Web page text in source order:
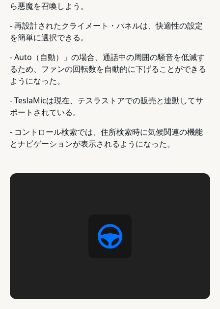
ら悪魔を召喚しよう。
- 再設計されたクライメート・パネルは、快適性の設定
を簡単に選択できる。
- Auto（自動）」の場合、通話中の周囲の騒音を低減す
るため、ファンの回転数を自動的に下げることができる
ようになった。
- TeslaMicは現在、テスラストアでの販売と連動してサ
ポートされている。
- コントロール検索では、住所検索時に気候関連の機能
とナビゲーションが表示されるようになった。